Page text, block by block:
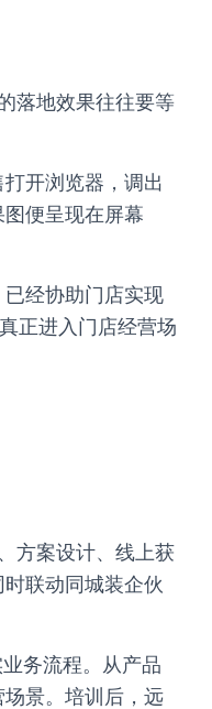
落地效果往往要等
开浏览器，调出
便呈现在屏幕
经协助门店实现
正进入门店经营场
方案设计、线上获
联动同城装企伙
务流程。从产品
景。培训后，远